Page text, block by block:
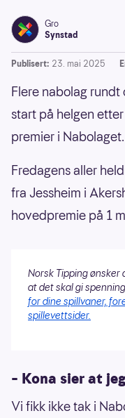
Gro
Synstad
Publisert: 23. mai 2025
Flere nabolag rundt
start på helgen
premier i Nabolaget.
Fredagens aller
fra Jessheim i
hovedpremie på 1
Norsk Tipping ønsker
at det skal gi
for dine spillvaner,
spillevettsider.
– Kona sier at
Vi fikk ikke tak i